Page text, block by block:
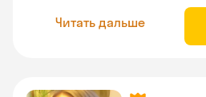
Читать дальше